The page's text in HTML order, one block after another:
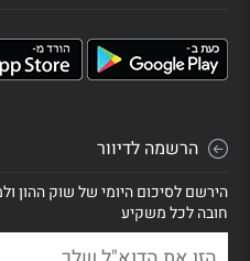
הרשמה לדיוור
הירשם לסיכום היומי של שוק ההון
חובה לכל משקיע